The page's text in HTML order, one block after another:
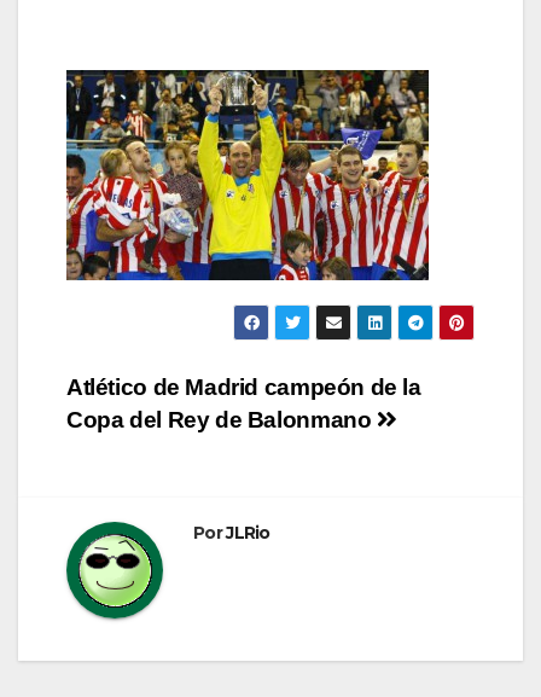
Navegación
de
Atlético de Madrid campeón de la
Copa del Rey de Balonmano
PorJLRio